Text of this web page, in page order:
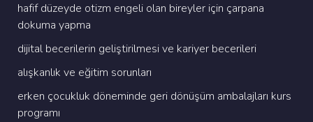
hafi̇f düzeyde oti̇zm engeli̇ olan bi̇reyler i̇çi̇n çarpana
dokuma yapma
di̇ji̇tal beceri̇leri̇n geli̇şti̇ri̇lmesi̇ ve kari̇yer beceri̇leri̇
alişkanlik ve eği̇ti̇m sorunlari
erken çocukluk dönemi̇nde geri̇ dönüşüm ambalajlari kurs
programi